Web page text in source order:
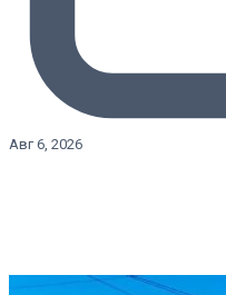
Авг 6, 2026